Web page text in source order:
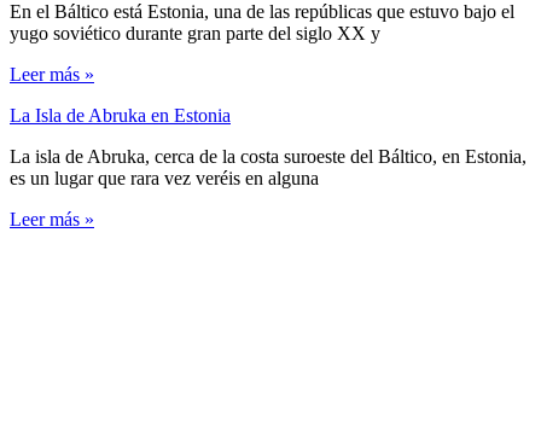
En el Báltico está Estonia, una de las repúblicas que estuvo bajo el
yugo soviético durante gran parte del siglo XX y
Leer más »
La Isla de Abruka en Estonia
La isla de Abruka, cerca de la costa suroeste del Báltico, en Estonia,
es un lugar que rara vez veréis en alguna
Leer más »